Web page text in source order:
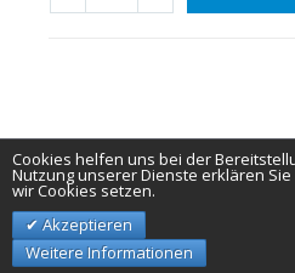
Cookies helfen uns bei der
Nutzung unserer Dienste erklären
wir Cookies setzen.
Akzeptieren
Weitere Informationen